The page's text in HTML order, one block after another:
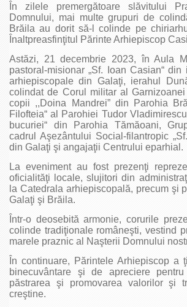
În zilele premergătoare slăvitului
Domnului, mai multe grupuri de
Brăila au dorit să-l colinde pe
Înaltpreasfinţitul Părinte Arhiepiscop
Astăzi, 21 decembrie 2023, în Aula
pastoral-misionar „Sf. Ioan Casian“
arhiepiscopale din Galaţi, ierahul
colindat de Corul militar al
copii ,,Doina Mandrei” din Parohia
Filofteia“ al Parohiei Tudor
bucuriei“ din Parohia Tămăoani,
cadrul Aşezântului Social-filantropic
din Galaţi şi angajaţii Centrului eparhial.
La eveniment au fost prezenţi
oficialităţi locale, slujitori din
la Catedrala arhiepiscopală, precum şi
Galaţi şi Brăila.
Într-o deosebită armonie, corurile
colinde tradiţionale româneşti, vestind
marele praznic al Naşterii Domnului
În continuare, Părintele Arhiepiscop a
binecuvântare şi de apreciere
păstrarea şi promovarea valorilor şi
creştine.